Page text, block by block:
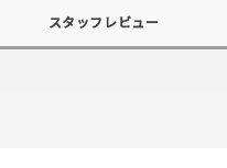
スタッフレビュー